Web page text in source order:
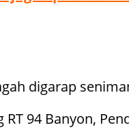
digarap
94 Banyon,